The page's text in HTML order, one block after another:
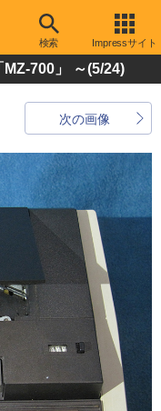
検索 Impressサイト
700」 ～(5/24)
次の画像